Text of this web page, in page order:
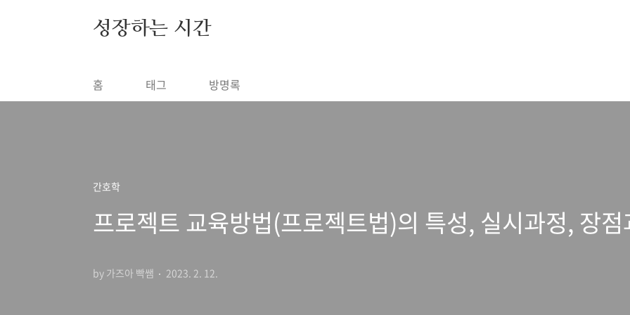
성장하는 시간
홈 태그 방명록
간호학
프로젝트 교육방법(프로젝트법)의 특성, 실시과정, 장
by 가즈아 빡쌤 2023. 2. 12.